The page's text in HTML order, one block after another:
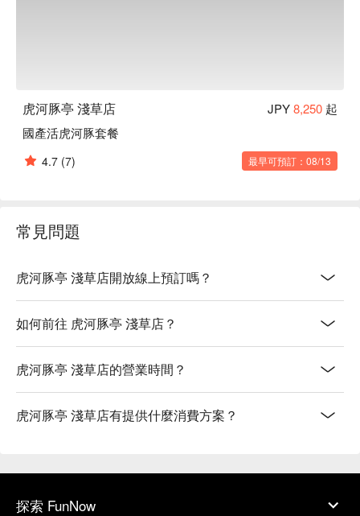
虎河豚亭 淺草店 JPY8,250 起
國產活虎河豚套餐
4.7 (7) 最早可預訂：08/13
常見問題
虎河豚亭 淺草店開放線上預訂嗎？
如何前往 虎河豚亭 淺草店？
虎河豚亭 淺草店的營業時間？
虎河豚亭 淺草店有提供什麼消費方案？
探索 FunNow